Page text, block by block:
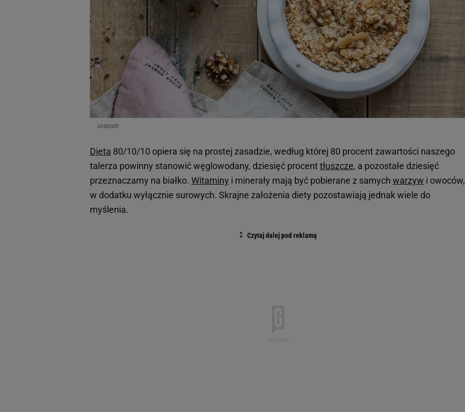
unsplash
Dieta 80/10/10 opiera się na prostej zasadzie, według której 80 procent zawartości naszego
talerza powinny stanowić węglowodany, dziesięć procenttłuszcze, a pozostałe dziesięć
przeznaczamy na białko. Witaminy i minerały mają być pobierane z samych warzyw i owoców,
w dodatku wyłącznie surowych. Skrajne założenia diety pozostawiają jednak wiele do
myślenia.